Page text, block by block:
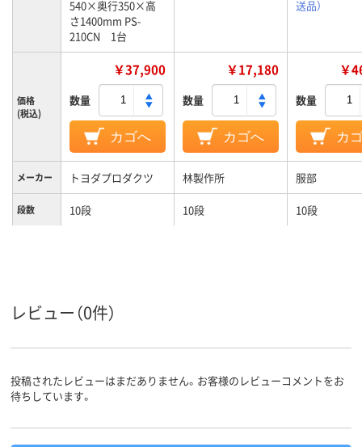
540×奥行350×高
さ1400mm PS-
210CN 1台
送品）
価格
(税込)
￥37,900
数量
カゴへ
￥17,180
数量
カゴへ
￥
数量
カ
メーカー トヨダプロダクツ 林製作所 服部
段数 10段 10段 10段
レビュー（0件）
投稿されたレビューはまだありません。お客様のレビューコメントをお
待ちしています。